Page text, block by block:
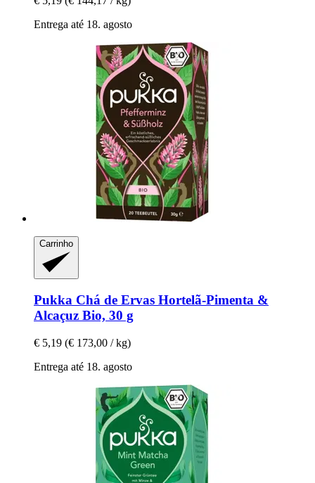
Entrega até 18. agosto
Carrinho
Pukka Chá de Ervas Hortelã-​Pimenta &
Alcaçuz Bio, 30 g
€ 5,19 (€ 173,00 / kg)
Entrega até 18. agosto